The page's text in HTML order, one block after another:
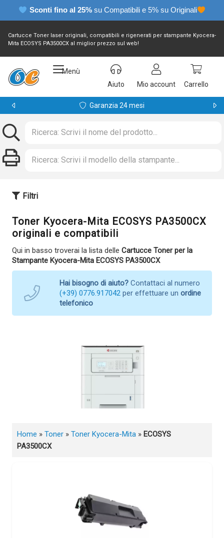
Sconti fino al 25% su Compatibili e 5% su Originali
Cartucce Toner laser originali, compatibili e rigenerati per stampante Kyocera-
Mita ECOSYS PA3500CX al miglior prezzo sul web!
Menù
Aiuto
Mio account Carrello
Garanzia 24 mesi
Filtri
Toner Kyocera-Mita ECOSYS PA3500CX
originali e compatibili
Qui in basso troverai la lista delle Cartucce Toner per la
Stampante Kyocera-Mita ECOSYS PA3500CX
Hai bisogno di aiuto? Contattaci al numero
(+39) 0776.917042 per effettuare un ordine
telefonico
Home » Toner » Toner Kyocera-Mita » ECOSYS
PA3500CX